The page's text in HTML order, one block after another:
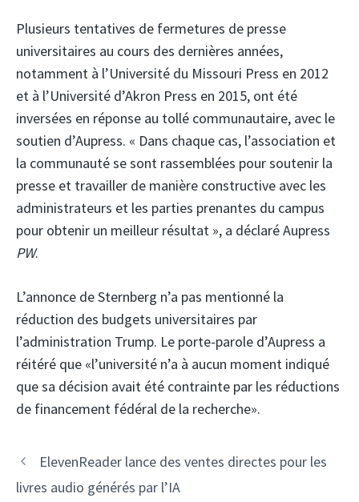
Plusieurs tentatives de fermetures de presse
universitaires au cours des dernières années,
notamment à l’Université du Missouri Press en 2012
et à l’Université d’Akron Press en 2015, ont été
inversées en réponse au tollé communautaire, avec le
soutien d’Aupress. « Dans chaque cas, l’association et
la communauté se sont rassemblées pour soutenir la
presse et travailler de manière constructive avec les
administrateurs et les parties prenantes du campus
pour obtenir un meilleur résultat », a déclaré Aupress
PW.
L’annonce de Sternberg n’a pas mentionné la
réduction des budgets universitaires par
l’administration Trump. Le porte-parole d’Aupress a
réitéré que «l’université n’a à aucun moment indiqué
que sa décision avait été contrainte par les réductions
de financement fédéral de la recherche».
ElevenReader lance des ventes directes pour les
livres audio générés par l’IA